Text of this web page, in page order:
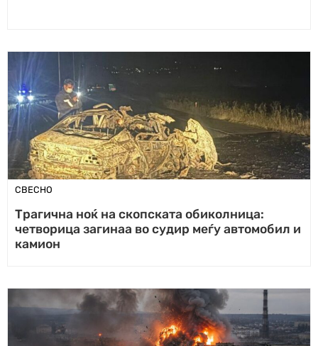
СВЕСНО
Трагична ноќ на скопската обиколница:
четворица загинаа во судир меѓу автомобил и
камион